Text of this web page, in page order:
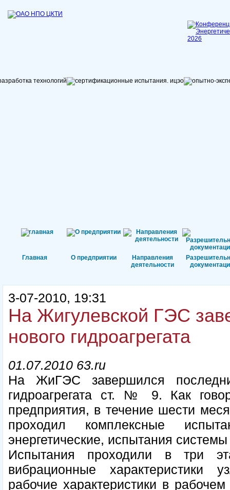
Главная О предприятии
Направления
деятельности
3-07-2010, 19:31
На Жигулевской ГЭС
нового гидроагрегата
01.07.2010 63.ru
На ЖиГЭС завершился
гидроагрегата ст. № 9. Как
предприятия, в течение шести
проходил комплексные
энергетические, испытания
Испытания проходили в три
вибрационные характеристики
рабочие характеристики в